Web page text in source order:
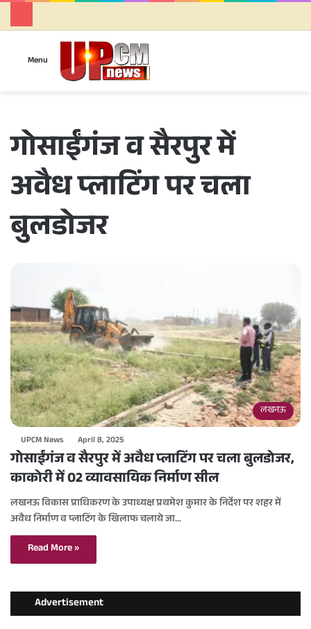
Menu
गोसाईंगंज व सैरपुर में
अवैध प्लाटिंग पर चला
बुलडोजर
लखनऊ
UPCM News April 8, 2025
गोसाईंगंज व सैरपुर में अवैध प्लाटिंग पर चला बुलडोजर,
काकोरी में 02 व्यावसायिक निर्माण सील
लखनऊ विकास प्राधिकरण के उपाध्यक्ष प्रथमेश कुमार के निर्देश पर शहर में
अवैध निर्माण व प्लाटिंग के खिलाफ चलाये जा…
Read More »
Advertisement